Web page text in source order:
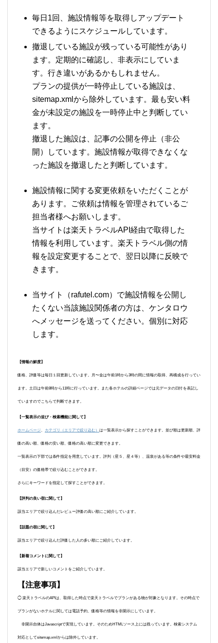
毎日1回、施設情報等を取得しアップデート
できるようにスケジュールしています。
撤退している施設が残っている可能性があり
ます。定期的に確認し、非表示にしていま
す。行き違いがあるかもしれません。
プランの提供が一時停止している施設は、
sitemap.xmlから除外しています。最も安い料
金が未設定の施設を一時停止中と判断してい
ます。
撤退した施設は、記事の公開を停止（非公
開）しています。施設情報が取得できなくな
った施設を撤退したと判断しています。
施設情報に関する変更依頼をいただくことが
あります。ご依頼は情報を管理されているご
担当者様へお願いします。
当サイトは楽天トラベルAPI経由で取得した
情報を利用しています。楽天トラベル側の情
報を設定変更することで、翌日以降に反映で
きます。
当サイト（rafutel.com）で施設情報を公開し
たくない当該施設関係者の方は、ケンタロウ
へメッセージを送ってください。個別に対応
します。
【情報の鮮度】
価格、評価等は毎日１回更新しています。月〜金は午前1時から3時の間に情報の取得、再構成を行ってい
ます。土日は午前8時から11時に行っています。また各ホテルの詳細ページでは元データの日付を表記し
ていますのでこちらで判断できます。
【一覧表示の並び・検索機能に関して】
ホームページ 、 カテゴリ（エリアで絞り込む） は一覧表示から探すことができます。並び順は更新順、評
価の高い順、価格の安い順、価格の高い順に変更できます。
一覧表示の下部では条件指定を用意しています。評判（星５、星４等）、温泉がある等の条件や最安料金
（目安）の価格帯で絞り込むことができます。
さらにキーワードを指定して探すことができます。
【評判の良い宿に関して】
該当エリアで絞り込んだレビュー評価の高い順にご紹介しています。
【話題の宿に関して】
該当エリアで絞り込んだ評価した人の多い順にご紹介しています。
【新着コメントに関して】
該当エリアで新しいコメントをご紹介しています。
【注意事項】
◯ 楽天トラベルのAPIは、取得した時点で楽天トラベルでプランがある物が対象となります。その時点で
プランがないホテルに関しては電話予約、価格等の情報を非開示にしています。
非開示自体はJavascriptで実現しています。そのためHTMLソース上には残っています。検索システム
対応としてsitemap.xmlからは除外しています。